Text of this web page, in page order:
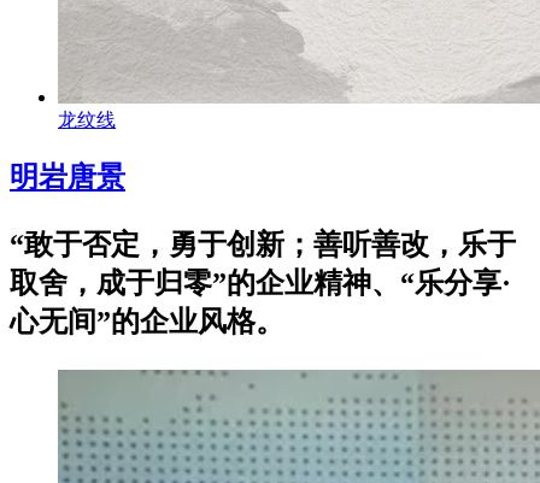
龙纹线
明岩唐景
“敢于否定，勇于创新；善听善改，乐于
取舍，成于归零”的企业精神、“乐分享·
心无间”的企业风格。